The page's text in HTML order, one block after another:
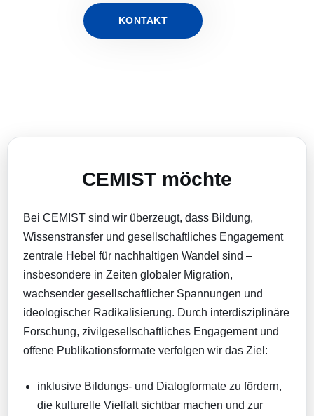
KONTAKT
CEMIST möchte
Bei CEMIST sind wir überzeugt, dass Bildung,
Wissenstransfer und gesellschaftliches Engagement
zentrale Hebel für nachhaltigen Wandel sind –
insbesondere in Zeiten globaler Migration,
wachsender gesellschaftlicher Spannungen und
ideologischer Radikalisierung. Durch interdisziplinäre
Forschung, zivilgesellschaftliches Engagement und
offene Publikationsformate verfolgen wir das Ziel:
inklusive Bildungs- und Dialogformate zu fördern,
die kulturelle Vielfalt sichtbar machen und zur